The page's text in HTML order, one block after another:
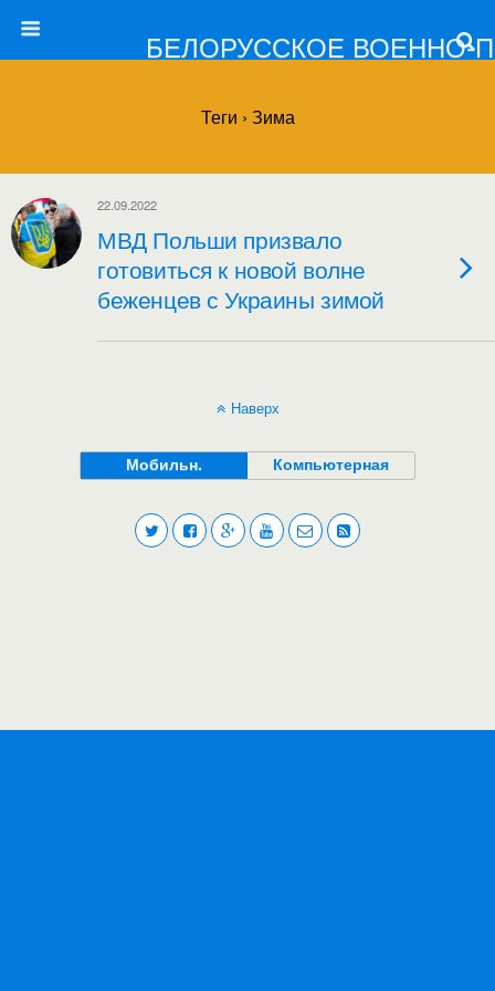
БЕЛОРУССКОЕ ВОЕННО-
Теги › Зима
22.09.2022
МВД Польши призвало
готовиться к новой волне
беженцев с Украины зимой
Наверх
Мобильн. Компьютерная